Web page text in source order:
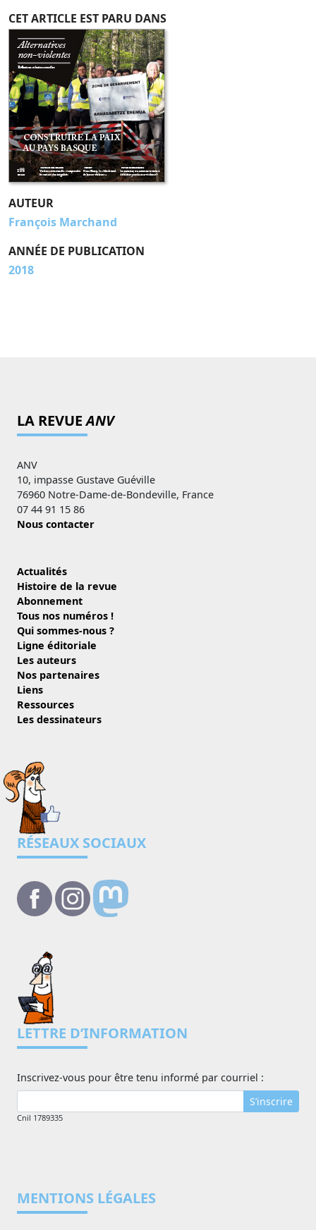
AUTEUR
François Marchand
ANNÉE DE PUBLICATION
2018
CET ARTICLE EST PARU DANS
LA REVUEANV
ANV
10, impasse Gustave Guéville
76960 Notre-Dame-de-Bondeville, France
07 44 91 15 86
Nous contacter
Actualités
Histoire de la revue
Abonnement
Tous nos numéros !
Qui sommes-nous ?
Ligne éditoriale
Les auteurs
Nos partenaires
Liens
Ressources
Les dessinateurs
RÉSEAUX SOCIAUX
LETTRE D’INFORMATION
Inscrivez-vous pour être tenu informé par courriel :
S’inscrire
Cnil 1789335
MENTIONS LÉGALES